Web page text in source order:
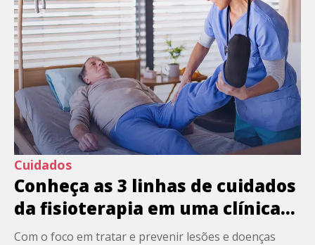
Cuidados
Conheça as 3 linhas de cuidados
da fisioterapia em uma clínica
de transição
Com o foco em tratar e prevenir lesões e doenças